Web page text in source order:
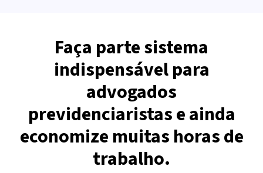
Faça parte sistema
indispensável para
advogados
previdenciaristas e ainda
economize muitas horas de
trabalho.